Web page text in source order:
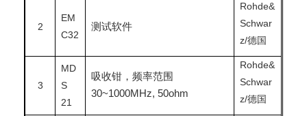
2
EM
C32
测试软件
Rohde&
Schwar
z/德国
3
MD
S
21
吸收钳，频率范围
30~1000MHz, 50ohm
Rohde&
Schwar
z/德国